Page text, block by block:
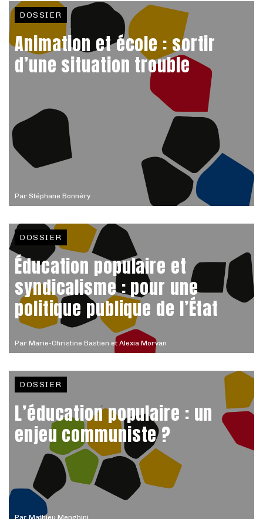
Par Stéphane Bonnéry
DOSSIER
Animation et école : sortir
d’une situation trouble
Par Marie-Christine Bastien et Alexia Morvan
DOSSIER
Éducation populaire et
syndicalisme : pour une
politique publique de l’État
Par Mathieu Menghini
DOSSIER
L’éducation populaire : un
enjeu communiste ?